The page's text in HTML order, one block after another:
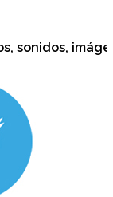
sonidos,